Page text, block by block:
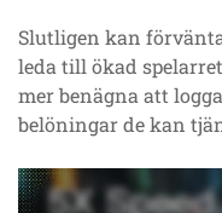
Slutligen kan
leda till ökad
mer benägna att
belöningar de kan